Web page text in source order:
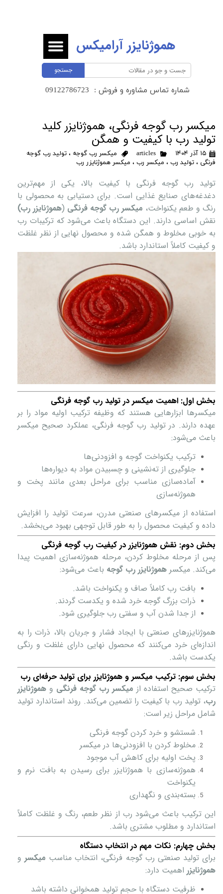
جستجو
هموژنایزر آرامیکس
شماره تماس مشاوره و فروش :
میکسر رب گوجه فرنگی، هموژنایزر کلید
تولید رب با کیفیت و همگن
۱۵ آذر ۱۴۰۴ articles میکسر رب گوجه ، تولید رب گوجه
فرنگی ، تولید رب ، میکسر رب ، میکسر هموژنایزر رب
تولید رب گوجه فرنگی با کیفیت بالا، یکی از مهم‌ترین
دغدغه‌های صنایع غذایی است. برای دستیابی به محصولی با
رنگ و طعم یکنواخت، میکسر رب گوجه فرنگی (هموژنایزر رب)
نقش اساسی دارند. این دستگاه‌ باعث می‌شود که ترکیبات رب
به خوبی مخلوط و همگن شده و محصول نهایی از نظر غلظت
و کیفیت کاملاً استاندارد باشد.
بخش اول: اهمیت میکسر در تولید رب گوجه فرنگی
میکسرها ابزارهایی هستند که وظیفه ترکیب اولیه مواد را بر
عهده دارند. در تولید رب گوجه فرنگی، عملکرد صحیح میکسر
باعث می‌شود:
ترکیب یکنواخت گوجه و افزودنی‌ها
جلوگیری از ته‌نشینی و چسبیدن مواد به دیواره‌ها
آماده‌سازی مناسب برای مراحل بعدی مانند پخت و
هموژنه‌سازی
استفاده از میکسرهای صنعتی مدرن، سرعت تولید را افزایش
داده و کیفیت محصول را به طور قابل توجهی بهبود می‌بخشد.
بخش دوم: نقش هموژنایزر در کیفیت رب گوجه فرنگی
پس از مرحله مخلوط کردن، مرحله هموژنه‌سازی اهمیت پیدا
می‌کند. میکسر هموژنایزر رب گوجه باعث می‌شود:
بافت رب کاملاً صاف و یکنواخت باشد.
ذرات بزرگ گوجه خرد شده و یکدست گردند.
از جدا شدن آب و سفتی رب جلوگیری شود.
هموژنایزرهای صنعتی با ایجاد فشار و جریان بالا، ذرات را به
اندازه‌ای خرد می‌کنند که محصول نهایی دارای غلظت و رنگی
یکدست باشد.
بخش سوم: ترکیب میکسر و هموژنایزر برای تولید حرفه‌ای رب
ترکیب صحیح استفاده از میکسر رب گوجه فرنگی و هموژنایزر
رب، تولید رب با کیفیت را تضمین می‌کند. روند استاندارد تولید
شامل مراحل زیر است:
شستشو و خرد کردن گوجه فرنگی
مخلوط کردن با افزودنی‌ها در میکسر
پخت اولیه برای کاهش آب موجود
هموژنه‌سازی با هموژنایزر برای رسیدن به بافت نرم و
یکنواخت
بسته‌بندی و نگهداری
این ترکیب باعث می‌شود رب از نظر طعم، رنگ و غلظت کاملاً
استاندارد و مطلوب مشتری باشد.
بخش چهارم: نکات مهم در انتخاب دستگاه
برای تولید صنعتی رب گوجه فرنگی، انتخاب مناسب میکسرو
هموژنایزر اهمیت دارد:
ظرفیت دستگاه با حجم تولید همخوانی داشته باشد